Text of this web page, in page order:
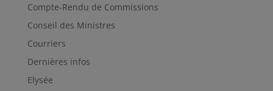
Compte-Rendu de Commissions
Conseil des Ministres
Courriers
Dernières infos
Elysée